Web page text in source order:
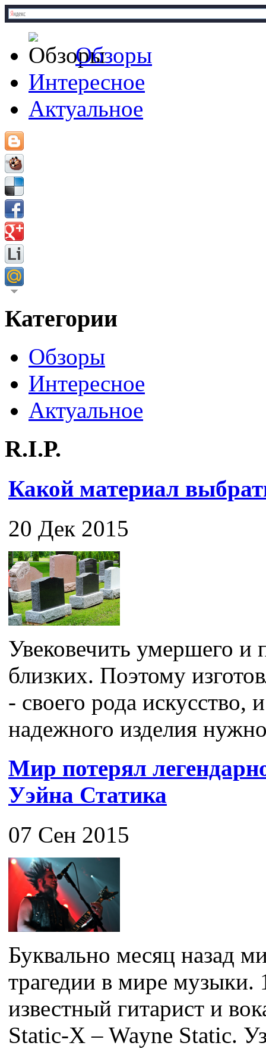
Обзоры
Интересное
Актуальное
Категории
Обзоры
Интересное
Актуальное
R.I.P.
Какой материал
20 Дек 2015
Увековечить умершего и
близких. Поэтому
- своего рода искусство,
надежного изделия
Мир потерял
Уэйна Статика
07 Сен 2015
Буквально месяц назад
трагедии в мире музыки.
известный гитарист и
Static-X – Wayne Static.